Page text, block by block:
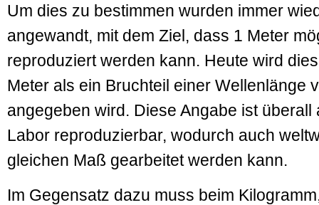
Um dies zu bestimmen wurden immer
angewandt, mit dem Ziel, dass 1 Meter
reproduziert werden kann. Heute wird
Meter als ein Bruchteil einer Wellenlänge
angegeben wird. Diese Angabe ist überall
Labor reproduzierbar, wodurch auch
gleichen Maß gearbeitet werden kann.
Im Gegensatz dazu muss beim